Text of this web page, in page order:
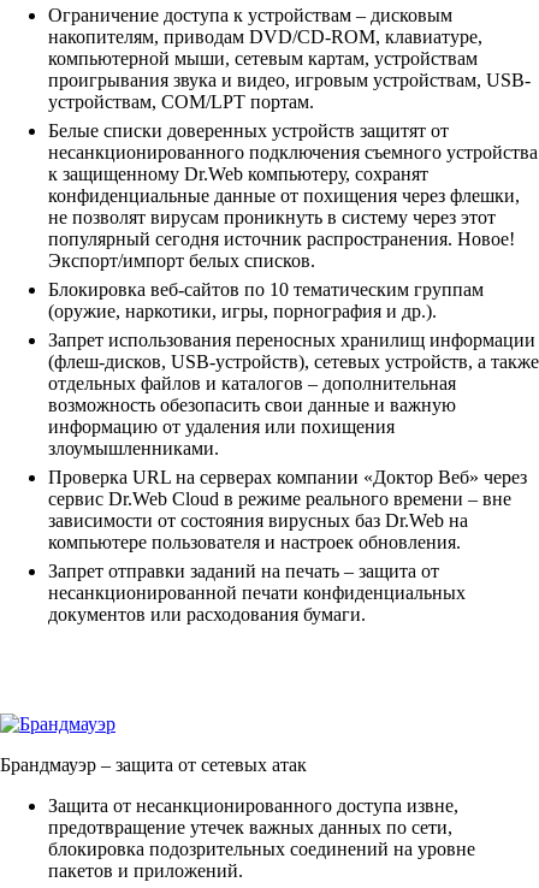
Ограничение доступа к устройствам – дисковым
накопителям, приводам DVD/CD-ROM, клавиатуре,
компьютерной мыши, сетевым картам, устройствам
проигрывания звука и видео, игровым устройствам, USB-
устройствам, COM/LPT портам.
Белые списки доверенных устройств защитят от
несанкционированного подключения съемного устройства
к защищенному Dr.Web компьютеру, сохранят
конфиденциальные данные от похищения через флешки,
не позволят вирусам проникнуть в систему через этот
популярный сегодня источник распространения. Новое!
Экспорт/импорт белых списков.
Блокировка веб-сайтов по 10 тематическим группам
(оружие, наркотики, игры, порнография и др.).
Запрет использования переносных хранилищ информации
(флеш-дисков, USB-устройств), сетевых устройств, а также
отдельных файлов и каталогов – дополнительная
возможность обезопасить свои данные и важную
информацию от удаления или похищения
злоумышленниками.
Проверка URL на серверах компании «Доктор Веб» через
сервис Dr.Web Cloud в режиме реального времени – вне
зависимости от состояния вирусных баз Dr.Web на
компьютере пользователя и настроек обновления.
Запрет отправки заданий на печать – защита от
несанкционированной печати конфиденциальных
документов или расходования бумаги.
Брандмауэр – защита от сетевых атак
Защита от несанкционированного доступа извне,
предотвращение утечек важных данных по сети,
блокировка подозрительных соединений на уровне
пакетов и приложений.